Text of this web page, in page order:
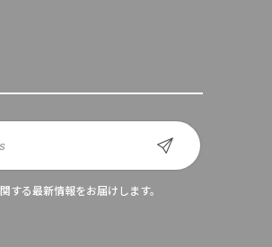
する最新情報をお届けします。